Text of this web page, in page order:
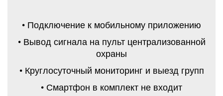
• Подключение к мобильному приложению
• Вывод сигнала на пульт централизованной
охраны
• Круглосуточный мониторинг и выезд групп
• Смартфон в комплект не входит